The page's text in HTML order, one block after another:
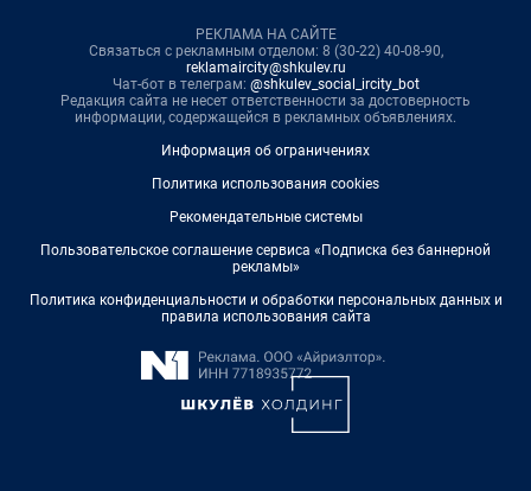
РЕКЛАМА НА САЙТЕ
Связаться с рекламным отделом: 8 (30-22) 40-08-90,
reklamaircity@shkulev.ru
Чат-бот в телеграм: @shkulev_social_ircity_bot
Редакция сайта не несет ответственности за достоверность
информации, содержащейся в рекламных объявлениях.
Информация об ограничениях
Политика использования cookies
Рекомендательные системы
Пользовательское соглашение сервиса «Подписка без баннерной
рекламы»
Политика конфиденциальности и обработки персональных данных и
правила использования сайта